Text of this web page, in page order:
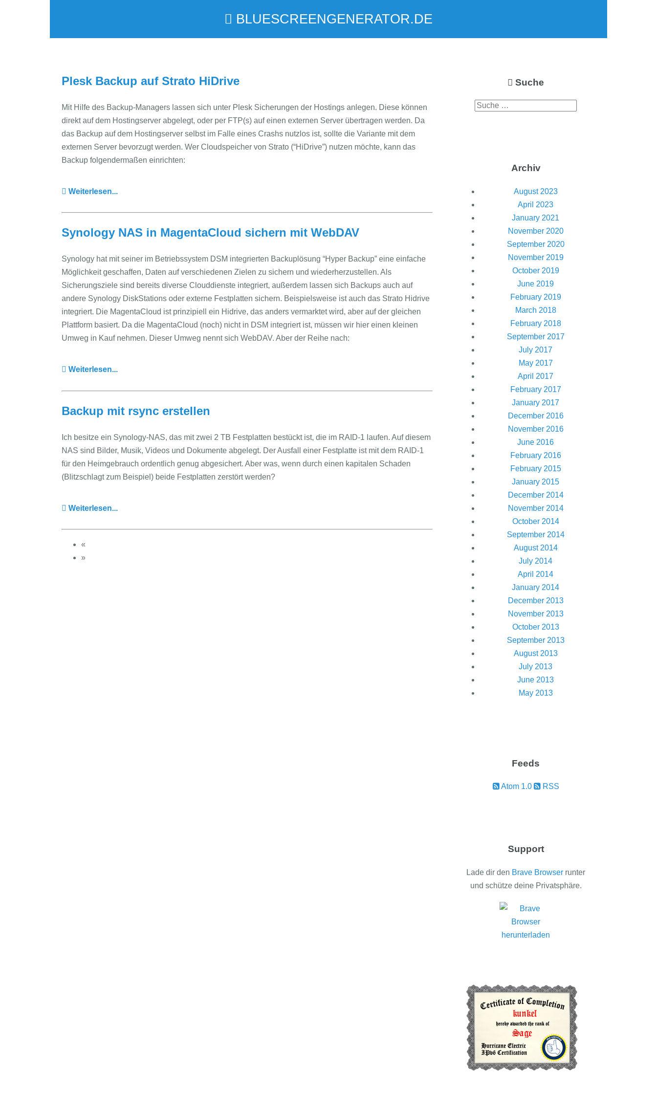
BLUESCREENGENERATOR.DE
Plesk Backup auf Strato HiDrive
Mit Hilfe des Backup-Managers lassen sich unter Plesk Sicherungen der Hostings anlegen. Diese können
direkt auf dem Hostingserver abgelegt, oder per FTP(s) auf einen externen Server übertragen werden. Da
das Backup auf dem Hostingserver selbst im Falle eines Crashs nutzlos ist, sollte die Variante mit dem
externen Server bevorzugt werden. Wer Cloudspeicher von Strato (“HiDrive”) nutzen möchte, kann das
Backup folgendermaßen einrichten:
Weiterlesen...
Synology NAS in MagentaCloud sichern mit WebDAV
Synology hat mit seiner im Betriebssystem DSM integrierten Backuplösung “Hyper Backup” eine einfache
Möglichkeit geschaffen, Daten auf verschiedenen Zielen zu sichern und wiederherzustellen. Als
Sicherungsziele sind bereits diverse Clouddienste integriert, außerdem lassen sich Backups auch auf
andere Synology DiskStations oder externe Festplatten sichern. Beispielsweise ist auch das Strato Hidrive
integriert. Die MagentaCloud ist prinzipiell ein Hidrive, das anders vermarktet wird, aber auf der gleichen
Plattform basiert. Da die MagentaCloud (noch) nicht in DSM integriert ist, müssen wir hier einen kleinen
Umweg in Kauf nehmen. Dieser Umweg nennt sich WebDAV. Aber der Reihe nach:
Weiterlesen...
Backup mit rsync erstellen
Ich besitze ein Synology-NAS, das mit zwei 2 TB Festplatten bestückt ist, die im RAID-1 laufen. Auf diesem
NAS sind Bilder, Musik, Videos und Dokumente abgelegt. Der Ausfall einer Festplatte ist mit dem RAID-1
für den Heimgebrauch ordentlich genug abgesichert. Aber was, wenn durch einen kapitalen Schaden
(Blitzschlagt zum Beispiel) beide Festplatten zerstört werden?
Weiterlesen...
«
»
Suche
Archiv
August 2023
April 2023
January 2021
November 2020
September 2020
November 2019
October 2019
June 2019
February 2019
March 2018
February 2018
September 2017
July 2017
May 2017
April 2017
February 2017
January 2017
December 2016
November 2016
June 2016
February 2016
February 2015
January 2015
December 2014
November 2014
October 2014
September 2014
August 2014
July 2014
April 2014
January 2014
December 2013
November 2013
October 2013
September 2013
August 2013
July 2013
June 2013
May 2013
Feeds
Atom 1.0 RSS
Support
Lade dir den Brave Browser runter
und schütze deine Privatsphäre.